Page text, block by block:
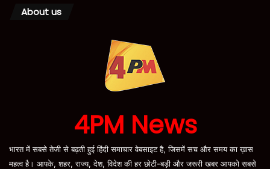
About us
4PM News
भारत में सबसे तेजी से बढ़ती हुई हिंदी समाचार वेबसाइट है, जिसमें सच और समय का ख़ास
महत्व है। आपके, शहर, राज्य, देश, विदेश की हर छोटी-बड़ी और जरूरी खबर आपको सबसे